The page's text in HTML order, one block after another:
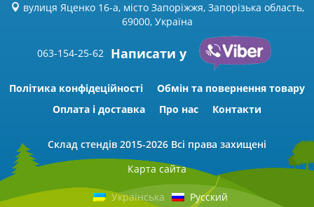
вулиця Яценко 16-а, місто Запоріжжя, Запорізька область,
69000, Україна
063-154-25-62 Написати у
Політика конфідеційності
Обмін та повернення товару
Оплата і доставка
Про нас Контакти
Склад стендів 2015-2026 Всі права захищені
Карта сайта
Українська Русский